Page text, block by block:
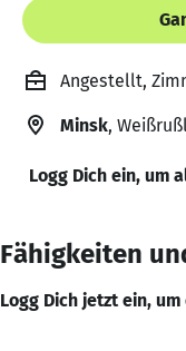
Angestellt,
Minsk,
Logg Dich ein, um
Fähigkeiten
Logg Dich jetzt ein,